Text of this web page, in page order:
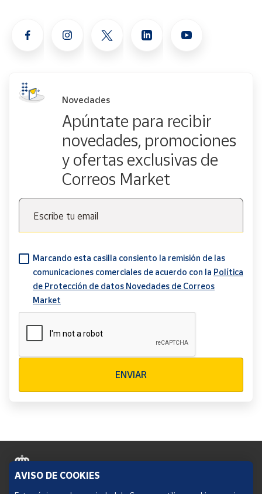
Novedades
Apúntate para recibir
novedades, promociones
y ofertas exclusivas de
Correos Market
Escribe tu email
Marcando esta casilla consiento la remisión de las
comunicaciones comerciales de acuerdo con la Política
de Protección de datos Novedades de Correos
Market
ENVIAR
Política de cookies
AVISO DE COOKIES